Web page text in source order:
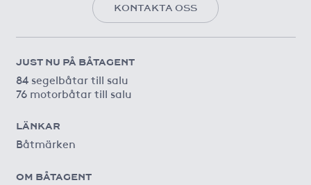
KONTAKTA OSS
JUST NU PÅ BÅTAGENT
84 segelbåtar till salu
76 motorbåtar till salu
LÄNKAR
Båtmärken
OM BÅTAGENT